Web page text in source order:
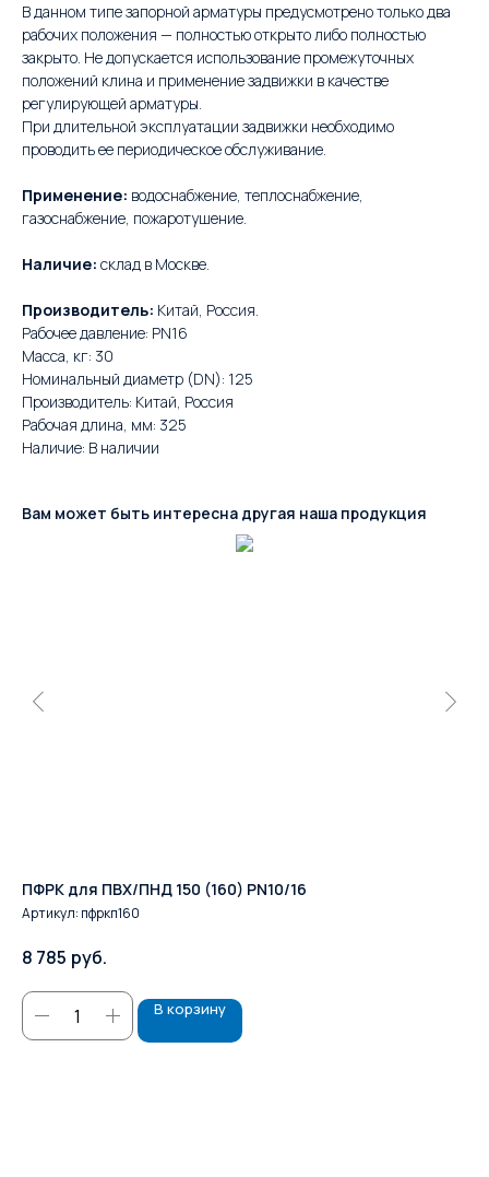
В данном типе запорной арматуры предусмотрено только два
рабочих положения — полностью открыто либо полностью
закрыто. Не допускается использование промежуточных
положений клина и применение задвижки в качестве
регулирующей арматуры.
При длительной эксплуатации задвижки необходимо
проводить ее периодическое обслуживание.
Применение: водоснабжение, теплоснабжение,
газоснабжение, пожаротушение.
Наличие: склад в Москве.
Производитель: Китай, Россия.
Рабочее давление: PN16
Масса, кг: 30
Номинальный диаметр (DN): 125
Производитель: Китай, Россия
Рабочая длина, мм: 325
Наличие: В наличии
Вам может быть интересна другая наша продукция
ПФРК для ПВХ/ПНД 150 (160) PN10/16
Артикул: пфркп160
8 785 руб.
В корзину